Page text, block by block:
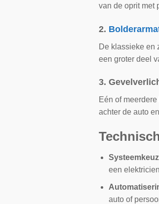
van de oprit met
2.
De klassieke en
een groter deel
3.
Eén of
achter de auto
een
auto of